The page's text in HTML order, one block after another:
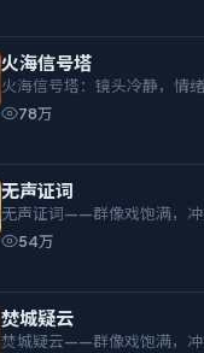
火海信号塔
火海信号塔：镜头冷静，情
好者可入。
78万
无声证词
无声证词——群像戏饱满，冲
味偏冷。
54万
焚城疑云
焚城疑云——群像戏饱满，冲